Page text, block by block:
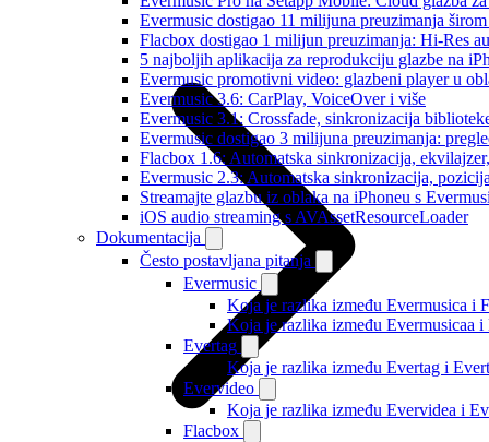
Evermusic dostigao 11 milijuna preuzimanja
Flacbox dostigao 1 milijun preuzimanja: Hi-Res
5 najboljih aplikacija za reprodukciju glazbe na
Evermusic promotivni video: glazbeni player u
Evermusic 3.6: CarPlay, VoiceOver i više
Evermusic 3.1: Crossfade, sinkronizacija
Evermusic dostigao 3 milijuna preuzimanja:
Flacbox 1.6: Automatska sinkronizacija,
Evermusic 2.3: Automatska sinkronizacija,
Streamajte glazbu iz oblaka na iPhoneu s
iOS audio streaming s AVAssetResourceLoader
Dokumentacija
Često postavljana pitanja
Evermusic
Koja je razlika između Evermusica i
Koja je razlika između Evermusicaa i
Evertag
Koja je razlika između Evertag i
Evervideo
Koja je razlika između Evervidea i
Flacbox